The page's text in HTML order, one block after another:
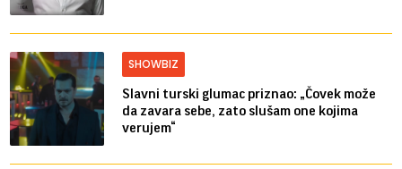
SHOWBIZ
Slavni turski glumac priznao: „Čovek može
da zavara sebe, zato slušam one kojima
verujem“